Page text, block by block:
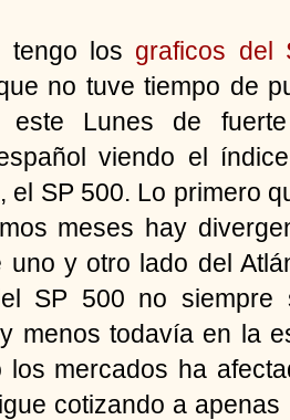
tengo los graficos del
no tuve tiempo de
este Lunes de
viendo el
el SP 500. Lo primero
meses hay
uno y otro lado del
SP 500 no
menos todavía en la
los mercados ha
cotizando a